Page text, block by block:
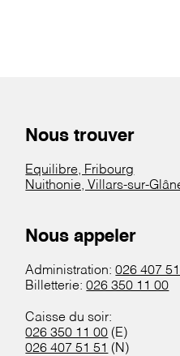
Nous trouver
Equilibre, Fribourg
Nuithonie, Villars-sur-
Nous appeler
Administration:026 407 51
Billetterie:026 350 11 00
Caisse du soir:
026 350 11 00 (E)
026 407 51 51 (N)